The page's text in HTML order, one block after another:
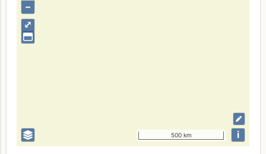
⤢
–
500 km i